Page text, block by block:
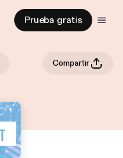
Prueba gratis
Compartir